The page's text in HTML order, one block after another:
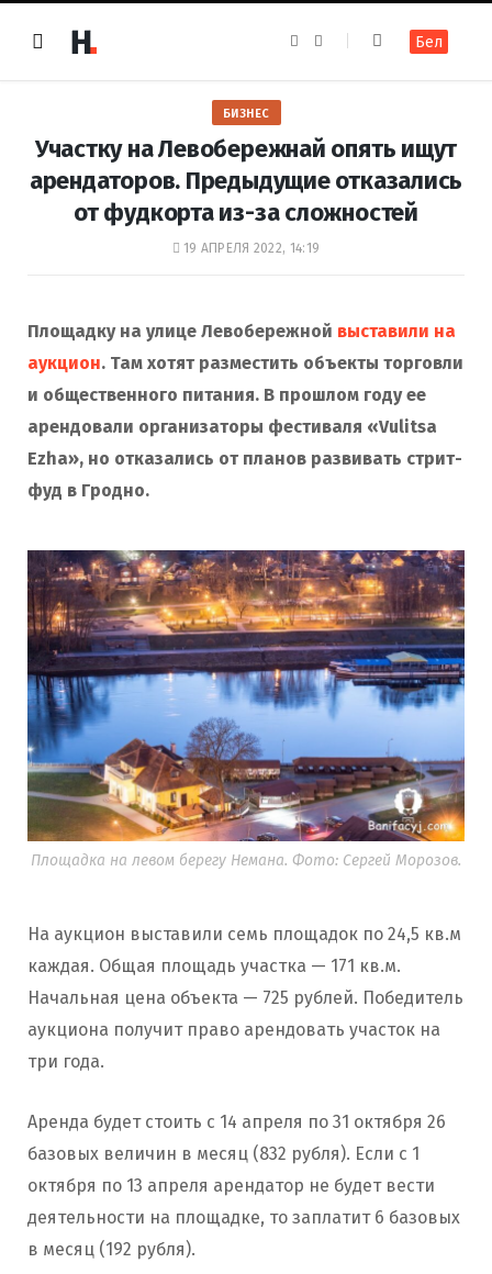
e
k
t
a
m
Бел
БИЗНЕС
Участку на Левобережнай опять ищут
арендаторов. Предыдущие отказались
от фудкорта из-за сложностей
19 АПРЕЛЯ 2022, 14:19
Площадку на улице Левобережной выставили на
аукцион. Там хотят разместить объекты торговли
и общественного питания. В прошлом году ее
арендовали организаторы фестиваля «Vulitsa
Ezha», но отказались от планов развивать стрит-
фуд в Гродно.
Площадка на левом берегу Немана. Фото: Сергей Морозов.
На аукцион выставили семь площадок по 24,5 кв.м
каждая. Общая площадь участка — 171 кв.м.
Начальная цена объекта — 725 рублей. Победитель
аукциона получит право арендовать участок на
три года.
Аренда будет стоить с 14 апреля по 31 октября 26
базовых величин в месяц (832 рубля). Если с 1
октября по 13 апреля арендатор не будет вести
деятельности на площадке, то заплатит 6 базовых
в месяц (192 рубля).